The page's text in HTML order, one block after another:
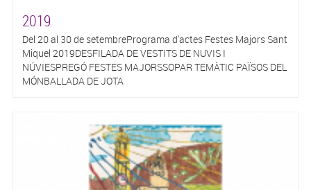
2019
Del 20 al 30 de setembrePrograma d'actes Festes Majors Sant
Miquel 2019DESFILADA DE VESTITS DE NUVIS I
NÚVIESPREGÓ FESTES MAJORSSOPAR TEMÀTIC PAÏSOS DEL
MÓNBALLADA DE JOTA